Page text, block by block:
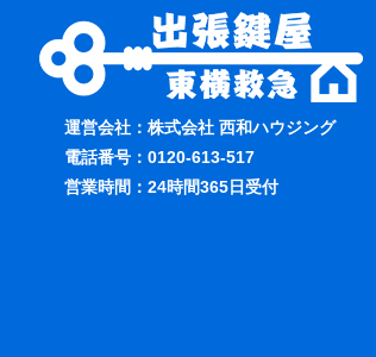
運営会社：株式会社 西和ハウジング
電話番号：0120-613-517
営業時間：24時間365日受付